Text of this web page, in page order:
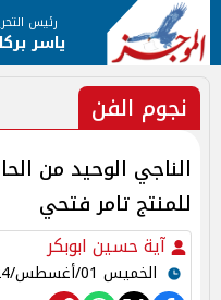
رئيس
ياسر
نجوم الفن
الناجي الوحيد من
للمنتج تامر فتحي
آية حسين ابوبكر
الخميس 01/أغسطس/2024 - 07:23 م